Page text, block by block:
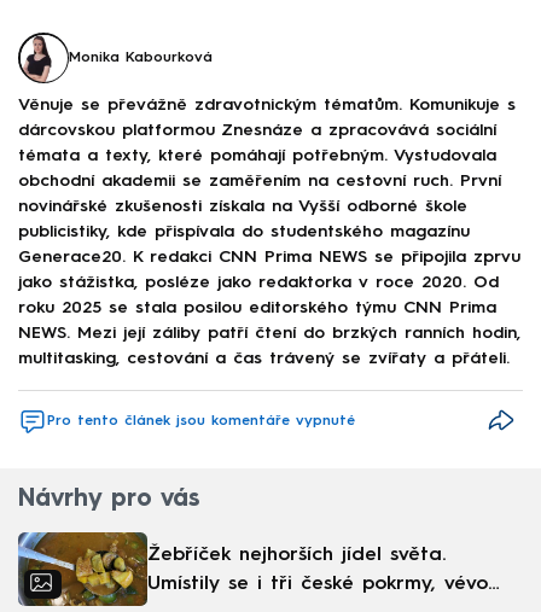
Monika Kabourková
Věnuje se převážně zdravotnickým tématům. Komunikuje s
dárcovskou platformou Znesnáze a zpracovává sociální
témata a texty, které pomáhají potřebným. Vystudovala
obchodní akademii se zaměřením na cestovní ruch. První
novinářské zkušenosti získala na Vyšší odborné škole
publicistiky, kde přispívala do studentského magazínu
Generace20. K redakci CNN Prima NEWS se připojila zprvu
jako stážistka, posléze jako redaktorka v roce 2020. Od
roku 2025 se stala posilou editorského týmu CNN Prima
NEWS. Mezi její záliby patří čtení do brzkých ranních hodin,
multitasking, cestování a čas trávený se zvířaty a přáteli.
Pro tento článek jsou komentáře vypnuté
Návrhy pro vás
Žebříček nejhorších jídel světa.
Umístily se i tři české pokrmy, vévodí